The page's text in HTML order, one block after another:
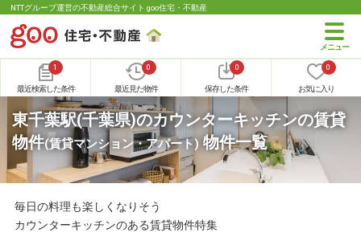
NTTグループ運営の不動産総合サイト goo住宅・不動産
1
最近検索した条件
0
最近見た物件
0
保存した条件
0
お気に入り
東千葉駅(千葉県)のカウンターキッチンの賃貸
物件(賃貸マンション・アパート)物件一覧
毎日の料理も楽しくなりそう
カウンターキッチンのある賃貸物件特集